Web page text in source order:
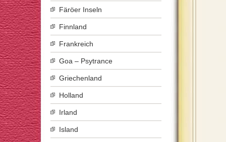
Färöer Inseln
Finnland
Frankreich
Goa – Psytrance
Griechenland
Holland
Irland
Island